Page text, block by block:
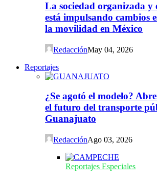
La sociedad organizada y
está impulsando cambios
la movilidad en México
RedacciónMay 04, 2026
Reportajes
¿Se agotó el modelo?
el futuro del transporte
Guanajuato
RedacciónAgo 03, 2026
Reportajes Especiales